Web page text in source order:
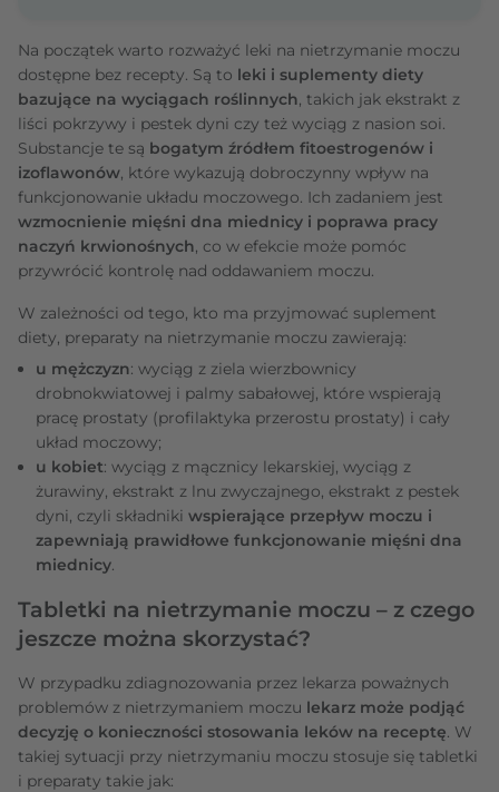
Na początek warto rozważyć leki na nietrzymanie moczu
dostępne bez recepty. Są to leki i suplementy diety
bazujące na wyciągach roślinnych, takich jak ekstrakt z
liści pokrzywy i pestek dyni czy też wyciąg z nasion soi.
Substancje te są bogatym źródłem fitoestrogenów i
izoflawonów, które wykazują dobroczynny wpływ na
funkcjonowanie układu moczowego. Ich zadaniem jest
wzmocnienie mięśni dna miednicy i poprawa pracy
naczyń krwionośnych, co w efekcie może pomóc
przywrócić kontrolę nad oddawaniem moczu.
W zależności od tego, kto ma przyjmować suplement
diety, preparaty na nietrzymanie moczu zawierają:
u mężczyzn: wyciąg z ziela wierzbownicy
drobnokwiatowej i palmy sabałowej, które wspierają
pracę prostaty (profilaktyka przerostu prostaty) i cały
układ moczowy;
u kobiet: wyciąg z mącznicy lekarskiej, wyciąg z
żurawiny, ekstrakt z lnu zwyczajnego, ekstrakt z pestek
dyni, czyli składniki wspierające przepływ moczu i
zapewniają prawidłowe funkcjonowanie mięśni dna
miednicy.
Tabletki na nietrzymanie moczu – z czego
jeszcze można skorzystać?
W przypadku zdiagnozowania przez lekarza poważnych
problemów z nietrzymaniem moczu lekarz może podjąć
decyzję o konieczności stosowania leków na receptę. W
takiej sytuacji przy nietrzymaniu moczu stosuje się tabletki
i preparaty takie jak: